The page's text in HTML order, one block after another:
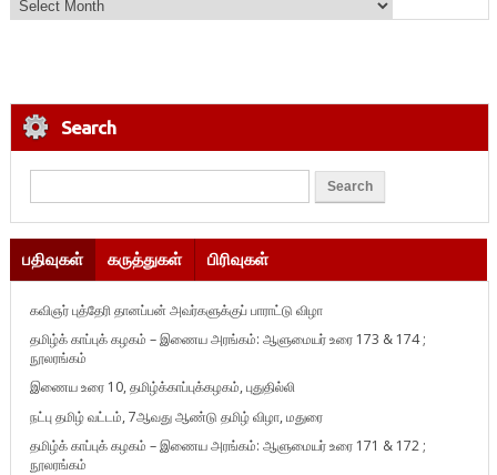
Search
பதிவுகள் கருத்துகள் பிரிவுகள்
கவிஞர் புத்தேரி தானப்பன் அவர்களுக்குப் பாராட்டு விழா
தமிழ்க் காப்புக் கழகம் – இணைய அரங்கம்: ஆளுமையர் உரை 173 & 174 ;
நூலரங்கம்
இணைய உரை 10, தமிழ்க்காப்புக்கழகம், புதுதில்லி
நட்பு தமிழ் வட்டம், 7ஆவது ஆண்டு தமிழ் விழா, மதுரை
தமிழ்க் காப்புக் கழகம் – இணைய அரங்கம்: ஆளுமையர் உரை 171 & 172 ;
நூலரங்கம்